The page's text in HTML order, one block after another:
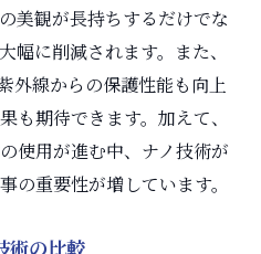
美観が長持ちするだけでな
幅に削減されます。また、
外線からの保護性能も向上
も期待できます。加えて、
使用が進む中、ナノ技術が
の重要性が増しています。
術の比較